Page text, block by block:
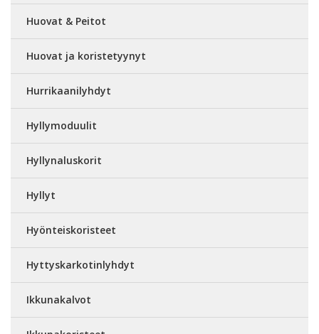
Huovat & Peitot
Huovat ja koristetyynyt
Hurrikaanilyhdyt
Hyllymoduulit
Hyllynaluskorit
Hyllyt
Hyönteiskoristeet
Hyttyskarkotinlyhdyt
Ikkunakalvot